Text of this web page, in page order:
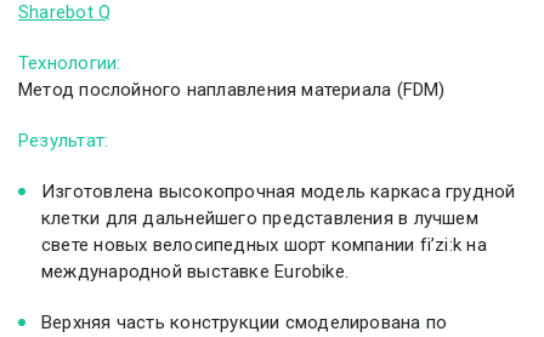
Sharebot Q
Технологии:
Метод послойного наплавления материала (FDM)
Результат:
Изготовлена высокопрочная модель каркаса грудной
клетки для дальнейшего представления в лучшем
свете новых велосипедных шорт компании fi’zi:k на
международной выставке Eurobike.
Верхняя часть конструкции смоделирована по